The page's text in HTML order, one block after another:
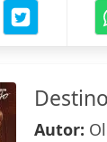
Autor: